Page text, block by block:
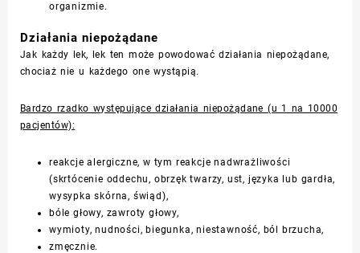
organizmie.
Działania niepożądane
Jak każdy lek, lek ten może powodować działania niepożądane,
chociaż nie u każdego one wystąpią.
Bardzo rzadko występujące działania niepożądane (u 1 na 10000
pacjentów):
reakcje alergiczne, w tym reakcje nadwrażliwości
(skrtócenie oddechu, obrzęk twarzy, ust, języka lub gardła,
wysypka skórna, świąd),
bóle głowy, zawroty głowy,
wymioty, nudności, biegunka, niestawność, ból brzucha,
zmęcznie.